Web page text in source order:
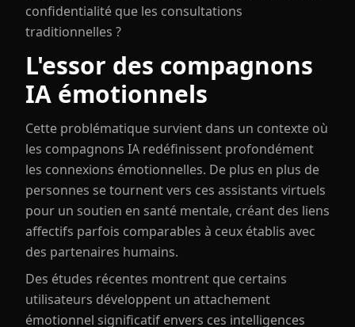
confidentialité que les consultations
traditionnelles ?
L'essor des compagnons
IA émotionnels
Cette problématique survient dans un contexte où
les compagnons IA redéfinissent profondément
les connexions émotionnelles. De plus en plus de
personnes se tournent vers ces assistants virtuels
pour un soutien en santé mentale, créant des liens
affectifs parfois comparables à ceux établis avec
des partenaires humains.
Des études récentes montrent que certains
utilisateurs développent un attachement
émotionnel significatif envers ces intelligences